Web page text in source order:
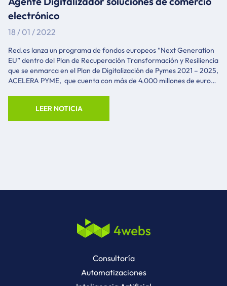
electrónico
18 / 01 / 2022
Red.es lanza un programa de fondos europeos “Next Generation
EU” dentro del Plan de Recuperación Transformación y Resiliencia
que se enmarca en el Plan de Digitalización de Pymes 2021 – 2025,
ACELERA PYME, que cuenta con más de 4.000 millones de euros
En el caso de 4webs tenemos la certificación como Agente
digitalizador para «Comercio electrónico» y «Sitio web y presencia
LEER NOTICIA
Consultoría
Automatizaciones